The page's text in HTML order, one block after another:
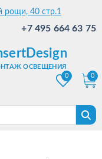
рощи, 40 стр.1
+7 495 664 63 75
ОСВЕЩЕНИЯ
0
0